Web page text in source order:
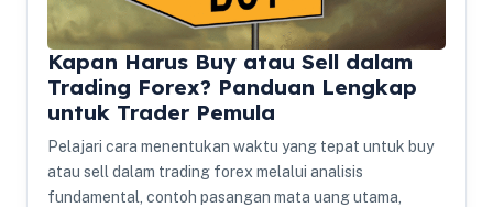
Kapan Harus Buy atau Sell dalam
Trading Forex? Panduan Lengkap
untuk Trader Pemula
Pelajari cara menentukan waktu yang tepat untuk buy
atau sell dalam trading forex melalui analisis
fundamental, contoh pasangan mata uang utama,